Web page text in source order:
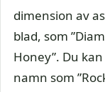
dimension av
blad, som
Honey”. Du
namn som